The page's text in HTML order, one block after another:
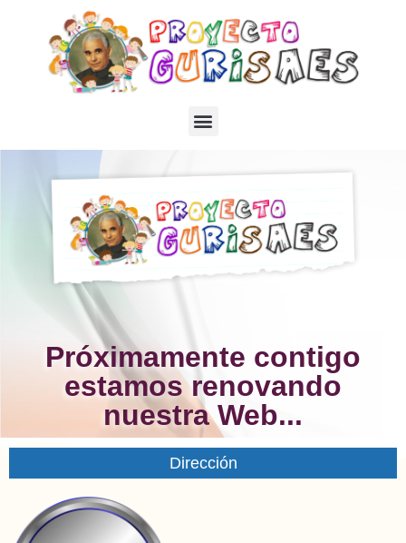
Próximamente contigo
estamos renovando
nuestra Web...
Dirección